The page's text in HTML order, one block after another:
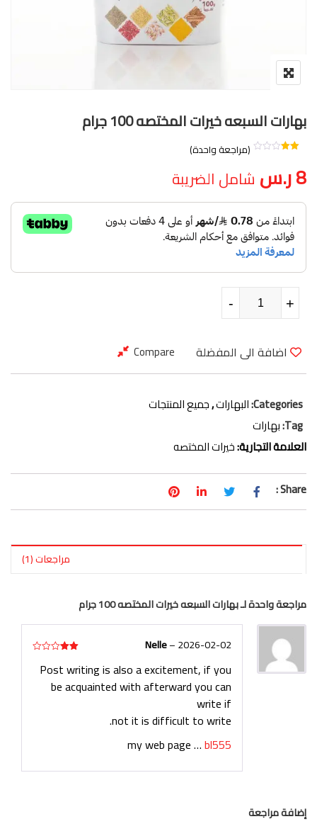
بهارات السبعه خيرات المختصه 100 جرام
بـ
2.00
5
على
تقييم
عميل
واحد
(مراجعة واحدة)
8ر.س شامل الضريبة
كمية بهارات السبعه خيرات المختصه 100 جرام
+
- +
-
اضافة الى المفضلة Compare
Categories: البهارات,جميع المنتجات
Tag: بهارات
العلامة التجارية:خيرات المختصه
Share :
مراجعات (1)
مراجعة واحدة لـبهارات السبعه خيرات المختصه 100 جرام
التقييم
2
من
5
Nelle–2026-02-02
Post writing is also a excitement, if you
be acquainted with afterward you can
write if
not it is difficult to write.
my web page …bl555
إضافة مراجعة